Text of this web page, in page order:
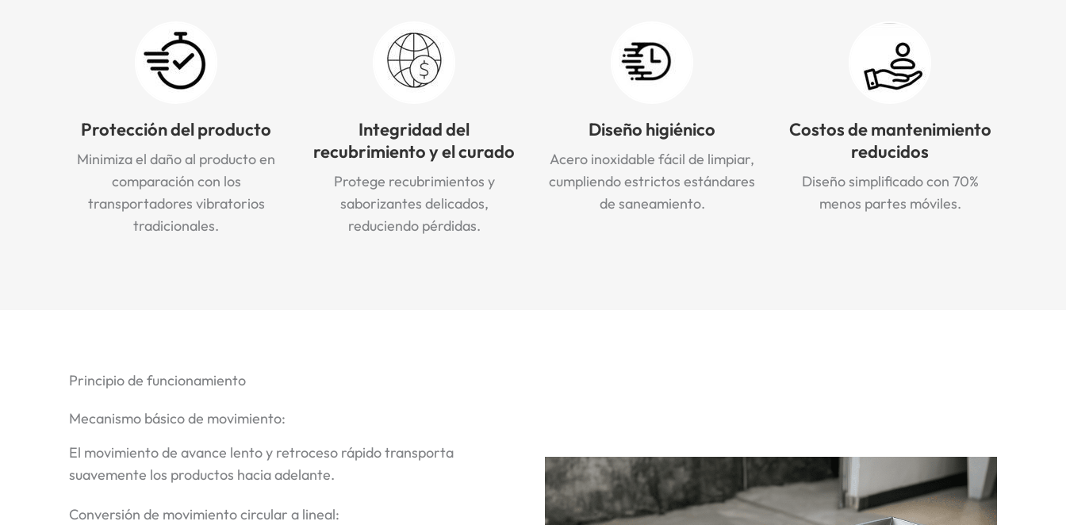
Protección del producto
Minimiza el daño al producto en
comparación con los
transportadores vibratorios
tradicionales.
Integridad del
recubrimiento y el curado
Protege recubrimientos y
saborizantes delicados,
reduciendo pérdidas.
Diseño higiénico
Acero inoxidable fácil de limpiar,
cumpliendo estrictos estándares
de saneamiento.
Costos de mantenimiento
reducidos
Diseño simplificado con 70%
menos partes móviles.
Principio de funcionamiento
Mecanismo básico de movimiento:
El movimiento de avance lento y retroceso rápido transporta
suavemente los productos hacia adelante.
Conversión de movimiento circular a lineal: